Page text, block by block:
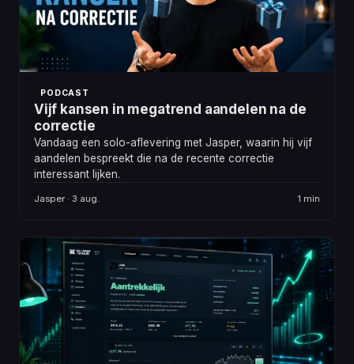
PODCAST
Vijf kansen in megatrend aandelen na de
correctie
Vandaag een solo-aflevering met Jasper, waarin hij vijf
aandelen bespreekt die na de recente correctie
interessant lijken.
Jasper · 3 aug. 1 min